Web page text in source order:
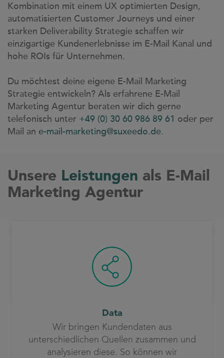
Kombination mit einem UX optimierten Design,
automatisierten Customer Journeys und einer
starken Deliverability Strategie schaffen wir
einzigartige Kundenerlebnisse im E-Mail Kanal und
hohe ROIs für Unternehmen.
Du möchtest deine eigene E-Mail Marketing
Strategie entwickeln? Als erfahrene E-Mail
Marketing Agentur beraten wir dich gerne
telefonisch unter +49 (0) 30 60 986 89 61 oder per
Mail an e-mail-marketing@suxeedo.de.
Unsere Leistungen als E-Mail
Marketing Agentur
Data
Wir bringen Kundendaten aus
unterschiedlichen Quellen zusammen und
analysieren diese. So können wir